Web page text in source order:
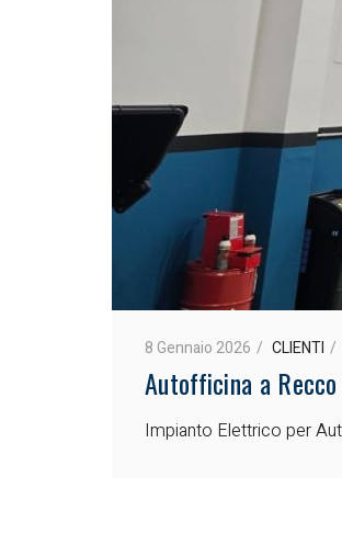
8 Gennaio 2026 CLIENTI
Autofficina a Recco
Impianto Elettrico per